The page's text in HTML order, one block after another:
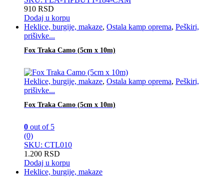
910 RSD
Dodaj u korpu
Heklice, burgije, makaze, Ostala kamp oprema, Peškiri,
prišivke...
Fox Traka Camo (5cm x 10m)
Heklice, burgije, makaze, Ostala kamp oprema, Peškiri,
prišivke...
Fox Traka Camo (5cm x 10m)
0 out of 5
(0)
SKU: CTL010
1.200 RSD
Dodaj u korpu
Heklice, burgije, makaze